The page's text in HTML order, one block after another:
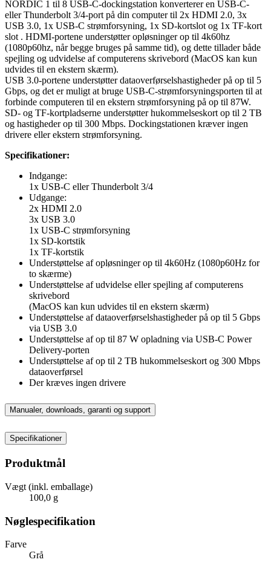
NÖRDIC 1 til 8 USB-C-dockingstation konverterer en USB-C-
eller Thunderbolt 3/4-port på din computer til 2x HDMI 2.0, 3x
USB 3.0, 1x USB-C strømforsyning, 1x SD-kortslot og 1x TF-kort
slot . HDMI-portene understøtter opløsninger op til 4k60hz
(1080p60hz, når begge bruges på samme tid), og dette tillader både
spejling og udvidelse af computerens skrivebord (MacOS kan kun
udvides til en ekstern skærm).
USB 3.0-portene understøtter dataoverførselshastigheder på op til 5
Gbps, og det er muligt at bruge USB-C-strømforsyningsporten til at
forbinde computeren til en ekstern strømforsyning på op til 87W.
SD- og TF-kortpladserne understøtter hukommelseskort op til 2 TB
og hastigheder op til 300 Mbps. Dockingstationen kræver ingen
drivere eller ekstern strømforsyning.
Specifikationer:
Indgange:
1x USB-C eller Thunderbolt 3/4
Udgange:
2x HDMI 2.0
3x USB 3.0
1x USB-C strømforsyning
1x SD-kortstik
1x TF-kortstik
Understøttelse af opløsninger op til 4k60Hz (1080p60Hz for
to skærme)
Understøttelse af udvidelse eller spejling af computerens
skrivebord
(MacOS kan kun udvides til en ekstern skærm)
Understøttelse af dataoverførselshastigheder på op til 5 Gbps
via USB 3.0
Understøttelse af op til 87 W opladning via USB-C Power
Delivery-porten
Understøttelse af op til 2 TB hukommelseskort og 300 Mbps
dataoverførsel
Der kræves ingen drivere
Manualer, downloads, garanti og support
Specifikationer
Produktmål
Vægt (inkl. emballage)
100,0 g
Nøglespecifikation
Farve
Grå